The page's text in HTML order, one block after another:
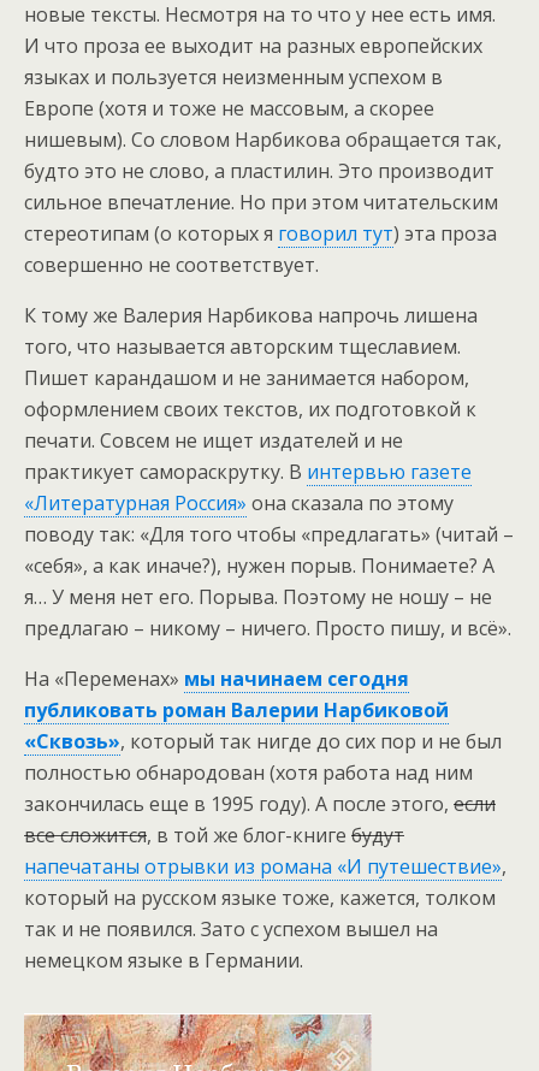
новые тексты. Несмотря на то что у нее есть имя.
И что проза ее выходит на разных европейских
языках и пользуется неизменным успехом в
Европе (хотя и тоже не массовым, а скорее
нишевым). Со словом Нарбикова обращается так,
будто это не слово, а пластилин. Это производит
сильное впечатление. Но при этом читательским
стереотипам (о которых я говорил тут) эта проза
совершенно не соответствует.
К тому же Валерия Нарбикова напрочь лишена
того, что называется авторским тщеславием.
Пишет карандашом и не занимается набором,
оформлением своих текстов, их подготовкой к
печати. Совсем не ищет издателей и не
практикует самораскрутку. В интервью газете
«Литературная Россия» она сказала по этому
поводу так: «Для того чтобы «предлагать» (читай –
«себя», а как иначе?), нужен порыв. Понимаете? А
я… У меня нет его. Порыва. Поэтому не ношу – не
предлагаю – никому – ничего. Просто пишу, и всё».
На «Переменах» мы начинаем сегодня
публиковать роман Валерии Нарбиковой
«Сквозь», который так нигде до сих пор и не был
полностью обнародован (хотя работа над ним
закончилась еще в 1995 году). А после этого, если
все сложится, в той же блог-книге будут
напечатаны отрывки из романа «И путешествие»,
который на русском языке тоже, кажется, толком
так и не появился. Зато с успехом вышел на
немецком языке в Германии.